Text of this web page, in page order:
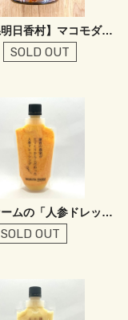
【奈良県明日香村】マコモダケのアヒージョ
SOLD OUT
盛田ファームの「人参ドレッシング Yellow」
SOLD OUT